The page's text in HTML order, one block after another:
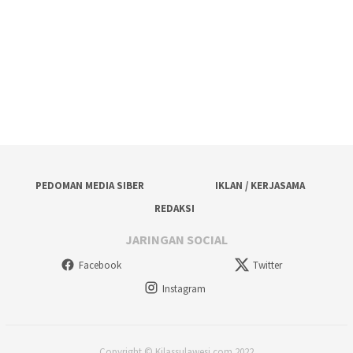
PEDOMAN MEDIA SIBER
IKLAN / KERJASAMA
REDAKSI
JARINGAN SOCIAL
Facebook
Twitter
Instagram